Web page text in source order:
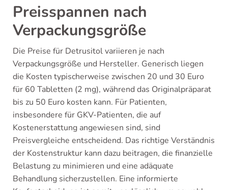
Preisspannen nach
Verpackungsgröße
Die Preise für Detrusitol variieren je nach
Verpackungsgröße und Hersteller. Generisch liegen
die Kosten typischerweise zwischen 20 und 30 Euro
für 60 Tabletten (2 mg), während das Originalpräparat
bis zu 50 Euro kosten kann. Für Patienten,
insbesondere für GKV-Patienten, die auf
Kostenerstattung angewiesen sind, sind
Preisvergleiche entscheidend. Das richtige Verständnis
der Kostenstruktur kann dazu beitragen, die finanzielle
Belastung zu minimieren und eine adäquate
Behandlung sicherzustellen. Eine informierte